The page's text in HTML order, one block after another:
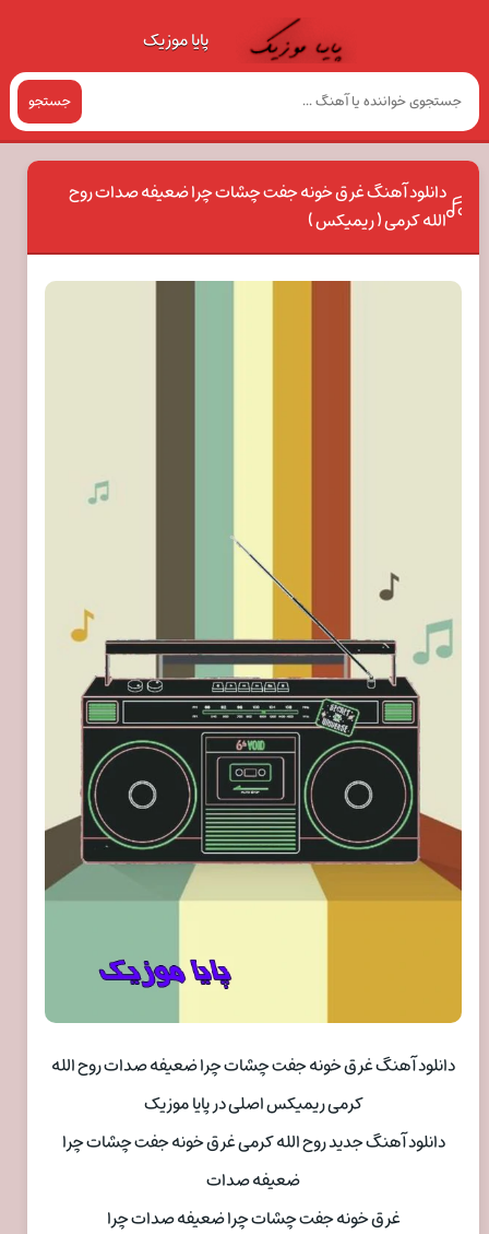
پایا موزیک
جستجو
دانلود آهنگ غرق خونه جفت چشات چرا ضعیفه صدات روح
الله کرمی ( ریمیکس )
دانلود آهنگ غرق خونه جفت چشات چرا ضعیفه صدات روح الله
کرمی ریمیکس اصلی در پایا موزیک
دانلود آهنگ جدید روح الله کرمی غرق خونه جفت چشات چرا
ضعیفه صدات
غرق خونه جفت چشات چرا ضعیفه صدات چرا